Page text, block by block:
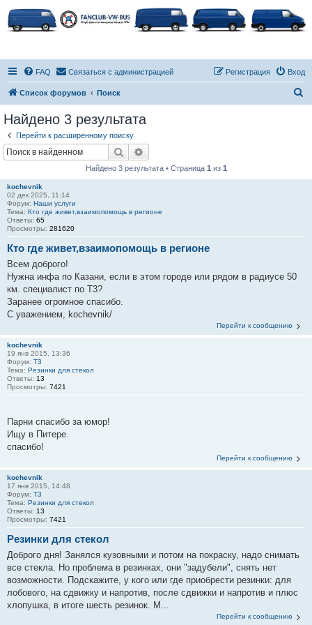
FAQ Связаться с администрацией Вход
Регистрация
Список форумов Поиск
Найдено 3 результата
Перейти к расширенному поиску
Поиск
Найдено 3 результата • Страница 1 из 1
kochevnik
02 дек 2025, 11:14
Форум: Наши услуги
Тема: Кто где живет,взаимопомощь в регионе
Ответы: 65
Просмотры: 281620
Кто где живет,взаимопомощь в регионе
Всем доброго!
Нужна инфа по Казани, если в этом городе или рядом в радиусе 50
км. специалист по Т3?
Заранее огромное спасибо.
С уважением, kochevnik/
Перейти к сообщению
kochevnik
19 янв 2015, 13:36
Форум: T3
Тема: Резинки для стекол
Ответы: 13
Просмотры: 7421
Парни спасибо за юмор!
Ищу в Питере.
спасибо!
Перейти к сообщению
kochevnik
17 янв 2015, 14:48
Форум: T3
Тема: Резинки для стекол
Ответы: 13
Просмотры: 7421
Резинки для стекол
Доброго дня! Занялся кузовными и потом на покраску, надо снимать
все стекла. Но проблема в резинках, они "задубели", снять нет
возможности. Подскажите, у кого или где приобрести резинки: для
лобового, на сдвижку и напротив, после сдвижки и напротив и плюс
хлопушка, в итоге шесть резинок. М...
Перейти к сообщению